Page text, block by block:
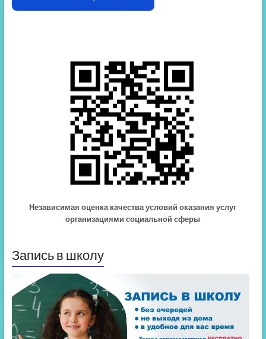
Независимая оценка качества условий оказания услуг
организациями социальной сферы
Запись в школу